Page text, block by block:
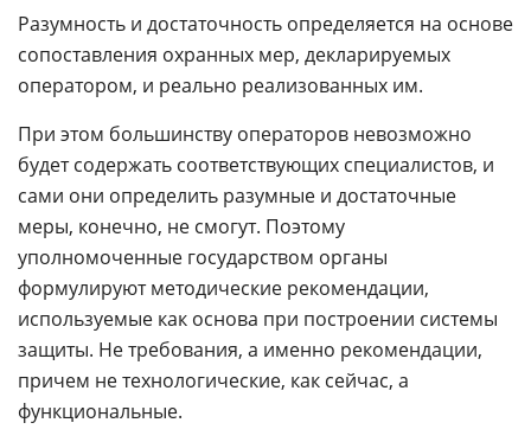
Разумность и достаточность определяется на основе
сопоставления охранных мер, декларируемых
оператором, и реально реализованных им.
При этом большинству операторов невозможно
будет содержать соответствующих специалистов, и
сами они определить разумные и достаточные
меры, конечно, не смогут. Поэтому
уполномоченные государством органы
формулируют методические рекомендации,
используемые как основа при построении системы
защиты. Не требования, а именно рекомендации,
причем не технологические, как сейчас, а
функциональные.